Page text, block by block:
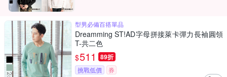
型男必備百搭單品
Dreamming ST!AD字母拼接萊卡彈力長袖圓領
T-共二色
$511 89折
挑戰低價 券